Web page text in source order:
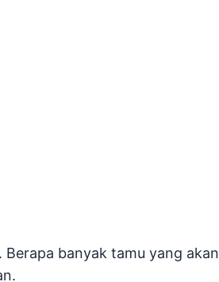
banyak tamu yang akan